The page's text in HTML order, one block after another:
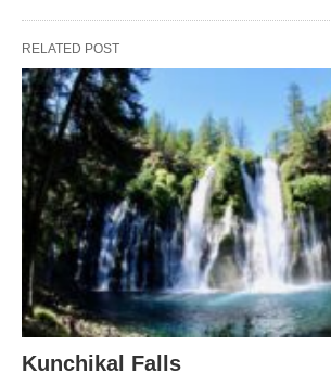
RELATED POST
Kunchikal Falls